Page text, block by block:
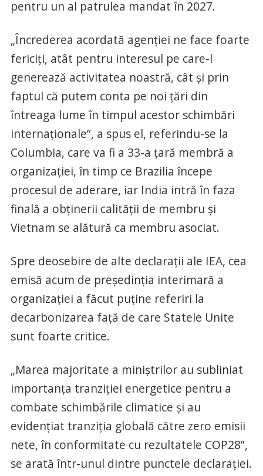
pentru un al patrulea mandat în 2027.
„Încrederea acordată agenţiei ne face foarte
fericiţi, atât pentru interesul pe care-l
generează activitatea noastră, cât şi prin
faptul că putem conta pe noi ţări din
întreaga lume în timpul acestor schimbări
internaţionale”, a spus el, referindu-se la
Columbia, care va fi a 33-a ţară membră a
organizaţiei, în timp ce Brazilia începe
procesul de aderare, iar India intră în faza
finală a obţinerii calităţii de membru şi
Vietnam se alătură ca membru asociat.
Spre deosebire de alte declaraţii ale IEA, cea
emisă acum de preşedinţia interimară a
organizaţiei a făcut puţine referiri la
decarbonizarea faţă de care Statele Unite
sunt foarte critice.
„Marea majoritate a miniştrilor au subliniat
importanţa tranziţiei energetice pentru a
combate schimbările climatice şi au
evidenţiat tranziţia globală către zero emisii
nete, în conformitate cu rezultatele COP28”,
se arată într-unul dintre punctele declaraţiei.